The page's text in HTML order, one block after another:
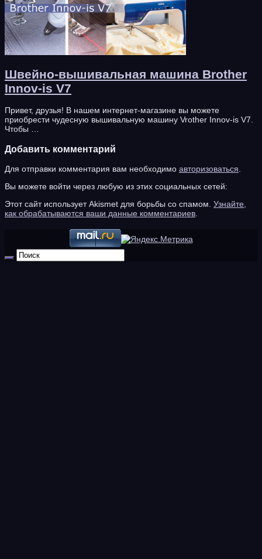
Швейно-вышивальная машина Brother
Innov-is V7
Привет, друзья! В нашем интернет-магазине вы можете
приобрести чудесную вышивальную машину Vrother Innov-is V7.
Чтобы …
Добавить комментарий
Для отправки комментария вам необходимо авторизоваться
Вы можете войти через любую из этих социальных сетей:
Этот сайт использует Akismet для борьбы со спамом. Узнайте,
как обрабатываются ваши данные комментариев